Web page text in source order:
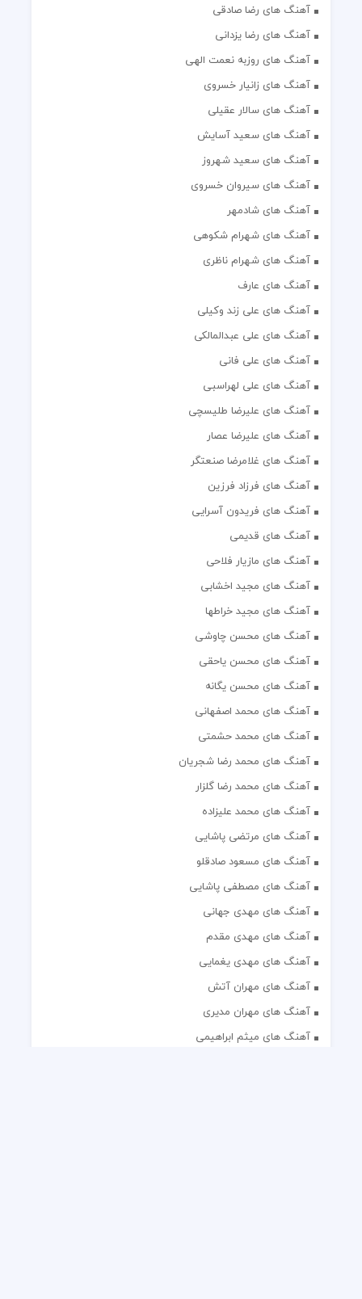
آهنگ های رضا صادقی
آهنگ های رضا یزدانی
آهنگ های روزبه نعمت الهی
آهنگ های زانیار خسروی
آهنگ های سالار عقیلی
آهنگ های سعید آسایش
آهنگ های سعید شهروز
آهنگ های سیروان خسروی
آهنگ های شادمهر
آهنگ های شهرام شکوهی
آهنگ های شهرام ناظری
آهنگ های عارف
آهنگ های علی زند وکیلی
آهنگ های علی عبدالمالکی
آهنگ های علی فانی
آهنگ های علی لهراسبی
آهنگ های علیرضا طلیسچی
آهنگ های علیرضا عصار
آهنگ های غلامرضا صنعتگر
آهنگ های فرزاد فرزین
آهنگ های فریدون آسرایی
آهنگ های قدیمی
آهنگ های مازیار فلاحی
آهنگ های مجید اخشابی
آهنگ های مجید خراطها
آهنگ های محسن چاوشی
آهنگ های محسن یاحقی
آهنگ های محسن یگانه
آهنگ های محمد اصفهانی
آهنگ های محمد حشمتی
آهنگ های محمد رضا شجریان
آهنگ های محمد رضا گلزار
آهنگ های محمد علیزاده
آهنگ های مرتضی پاشایی
آهنگ های مسعود صادقلو
آهنگ های مصطفی پاشایی
آهنگ های مهدی جهانی
آهنگ های مهدی مقدم
آهنگ های مهدی یغمایی
آهنگ های مهران آتش
آهنگ های مهران مدیری
آهنگ های میثم ابراهیمی